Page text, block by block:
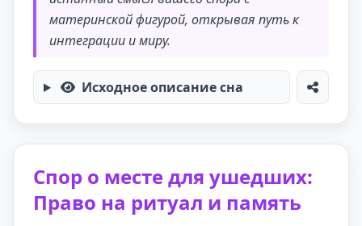
материнской фигурой, открывая путь к
интеграции и миру.
Исходное описание сна
Спор о месте для ушедших:
Право на ритуал и память